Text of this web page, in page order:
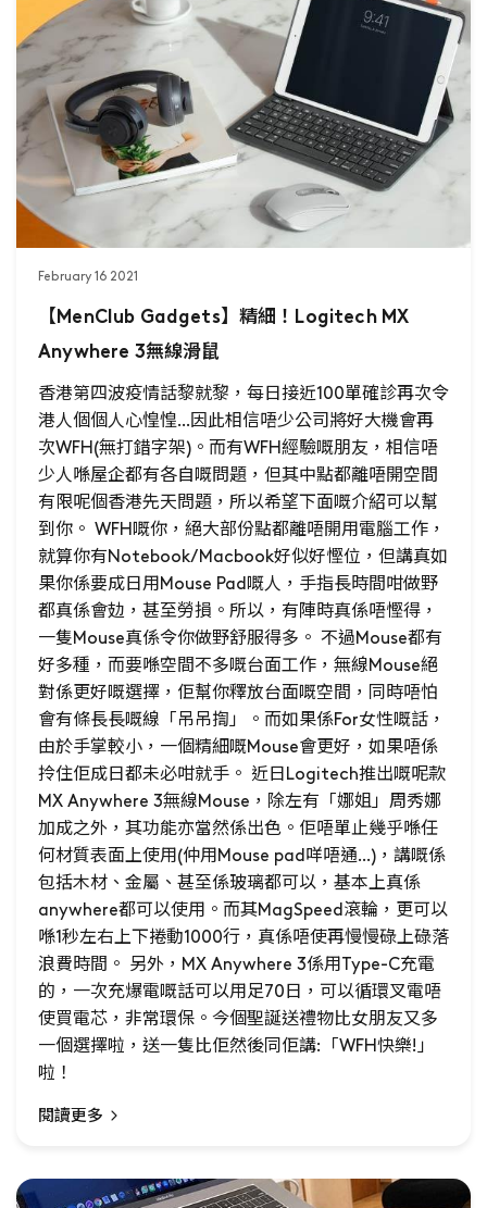
February 16 2021
【MenClub Gadgets】精細！Logitech MX
Anywhere 3無線滑鼠
香港第四波疫情話黎就黎，每日接近100單確診再次令
港人個個人心惶惶...因此相信唔少公司將好大機會再
次WFH(無打錯字架)。而有WFH經驗嘅朋友，相信唔
少人喺屋企都有各自嘅問題，但其中點都離唔開空間
有限呢個香港先天問題，所以希望下面嘅介紹可以幫
到你。 WFH嘅你，絕大部份點都離唔開用電腦工作，
就算你有Notebook/Macbook好似好慳位，但講真如
果你係要成日用Mouse Pad嘅人，手指長時間咁做野
都真係會攰，甚至勞損。所以，有陣時真係唔慳得，
一隻Mouse真係令你做野舒服得多。 不過Mouse都有
好多種，而要喺空間不多嘅台面工作，無線Mouse絕
對係更好嘅選擇，佢幫你釋放台面嘅空間，同時唔怕
會有條長長嘅線「吊吊揈」。而如果係For女性嘅話，
由於手掌較小，一個精細嘅Mouse會更好，如果唔係
拎住佢成日都未必咁就手。 近日Logitech推出嘅呢款
MX Anywhere 3無線Mouse，除左有「娜姐」周秀娜
加成之外，其功能亦當然係出色。佢唔單止幾乎喺任
何材質表面上使用(仲用Mouse pad咩唔通...)，講嘅係
包括木材、金屬、甚至係玻璃都可以，基本上真係
anywhere都可以使用。而其MagSpeed滾輪，更可以
喺1秒左右上下捲動1000行，真係唔使再慢慢碌上碌落
浪費時間。 另外，MX Anywhere 3係用Type-C充電
的，一次充爆電嘅話可以用足70日，可以循環叉電唔
使買電芯，非常環保。今個聖誕送禮物比女朋友又多
一個選擇啦，送一隻比佢然後同佢講:「WFH快樂!」
啦！
閱讀更多